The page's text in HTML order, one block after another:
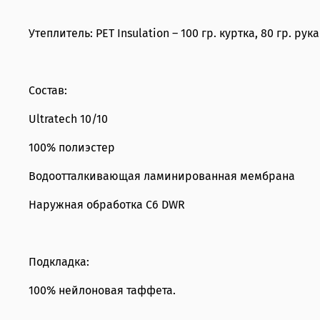
Утеплитель: PET Insulation – 100 гр. куртка, 80 гр.
Состав:
Ultratech 10/10
100% полиэстер
Водоотталкивающая ламинированная мембрана
Наружная обработка С6 DWR
Подкладка:
100% нейлоновая таффета.